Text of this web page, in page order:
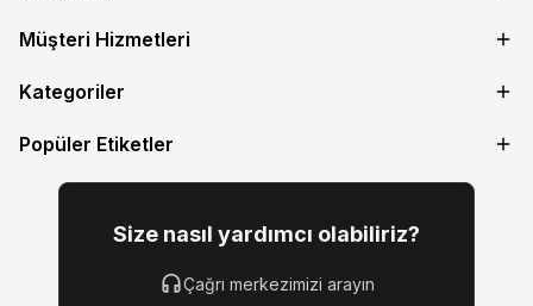
Müşteri Hizmetleri
Kategoriler
Popüler Etiketler
Size nasıl yardımcı olabiliriz?
Çağrı merkezimizi arayın